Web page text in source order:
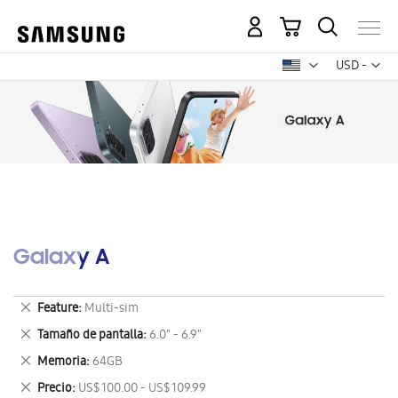
USD -
dólar
Mi carrito
Galaxy A
Feature Multi-sim
Eliminar
este
artículo
Tamaño de pantalla 6.0" - 6.9"
Eliminar
este
artículo
Memoria 64GB
Eliminar
este
Precio US$ 100.00 - US$ 109.99
Eliminar